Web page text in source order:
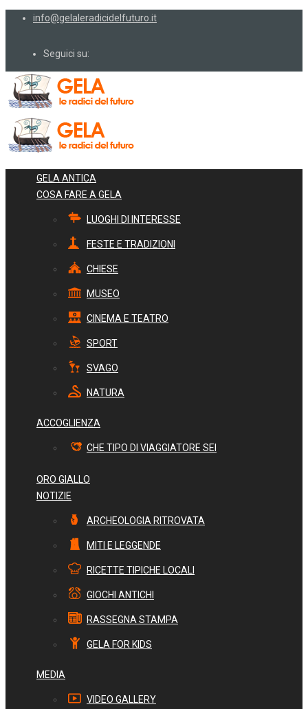
info@gelaleradicidelfuturo.it
Seguici su:
GELA ANTICA
COSA FARE A GELA
LUOGHI DI INTERESSE
FESTE E TRADIZIONI
CHIESE
MUSEO
CINEMA E TEATRO
SPORT
SVAGO
NATURA
ACCOGLIENZA
CHE TIPO DI VIAGGIATORE SEI
ORO GIALLO
NOTIZIE
ARCHEOLOGIA RITROVATA
MITI E LEGGENDE
RICETTE TIPICHE LOCALI
GIOCHI ANTICHI
RASSEGNA STAMPA
GELA FOR KIDS
MEDIA
VIDEO GALLERY